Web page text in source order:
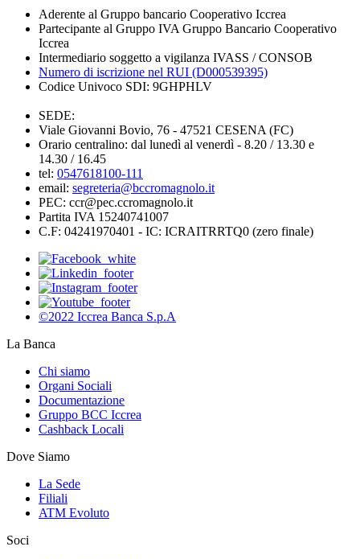
Aderente al Gruppo bancario Cooperativo Iccrea
Partecipante al Gruppo IVA Gruppo Bancario Cooperativo
Iccrea
Intermediario soggetto a vigilanza IVASS / CONSOB
Numero di iscrizione nel RUI (D000539395)
Codice Univoco SDI: 9GHPHLV
SEDE:
Viale Giovanni Bovio, 76 - 47521 CESENA (FC)
Orario centralino: dal lunedì al venerdì - 8.20 / 13.30 e
14.30 / 16.45
tel: 0547618100-111
email: segreteria@bccromagnolo.it
PEC: ccr@pec.ccromagnolo.it
Partita IVA 15240741007
C.F: 04241970401 - IC: ICRAITRRTQ0 (zero finale)
©2022 Iccrea Banca S.p.A
La Banca
Chi siamo
Organi Sociali
Documentazione
Gruppo BCC Iccrea
Cashback Locali
Dove Siamo
La Sede
Filiali
ATM Evoluto
Soci